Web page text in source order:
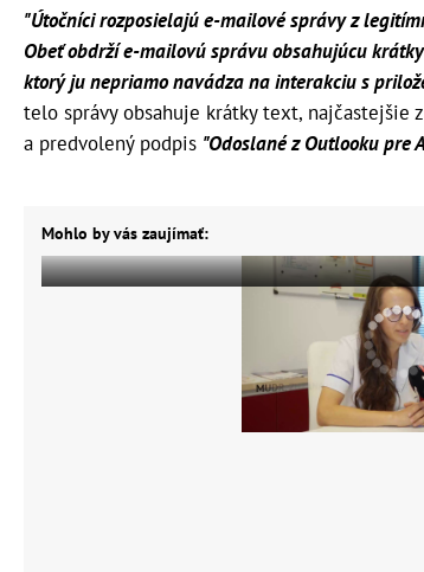
"Útočníci rozposielajú e-mailové správy z
Obeť obdrží e-mailovú správu obsahujúcu
ktorý ju nepriamo navádza na interakciu s
telo správy obsahuje krátky text, najčastejšie
a predvolený podpis "Odoslané z Outlooku pre
Mohlo by vás zaujímať: